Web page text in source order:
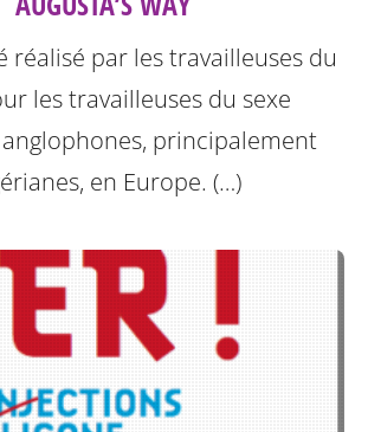
réalisé par les travailleuses du
les travailleuses du sexe
principalement
en Europe. (…)